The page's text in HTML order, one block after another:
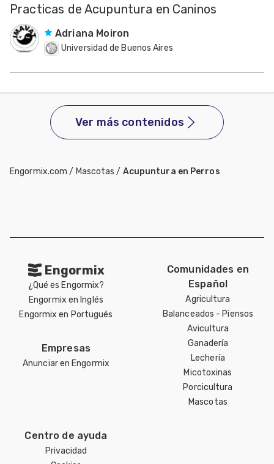
Practicas de Acupuntura en Caninos
Adriana Moiron
Universidad de Buenos Aires
Ver más contenidos
Engormix.com / Mascotas / Acupuntura en Perros
Engormix
¿Qué es Engormix?
Engormix en Inglés
Engormix en Portugués
Empresas
Anunciar en Engormix
Comunidades en
Español
Agricultura
Balanceados - Piensos
Avicultura
Ganadería
Lechería
Micotoxinas
Porcicultura
Mascotas
Centro de ayuda
Privacidad